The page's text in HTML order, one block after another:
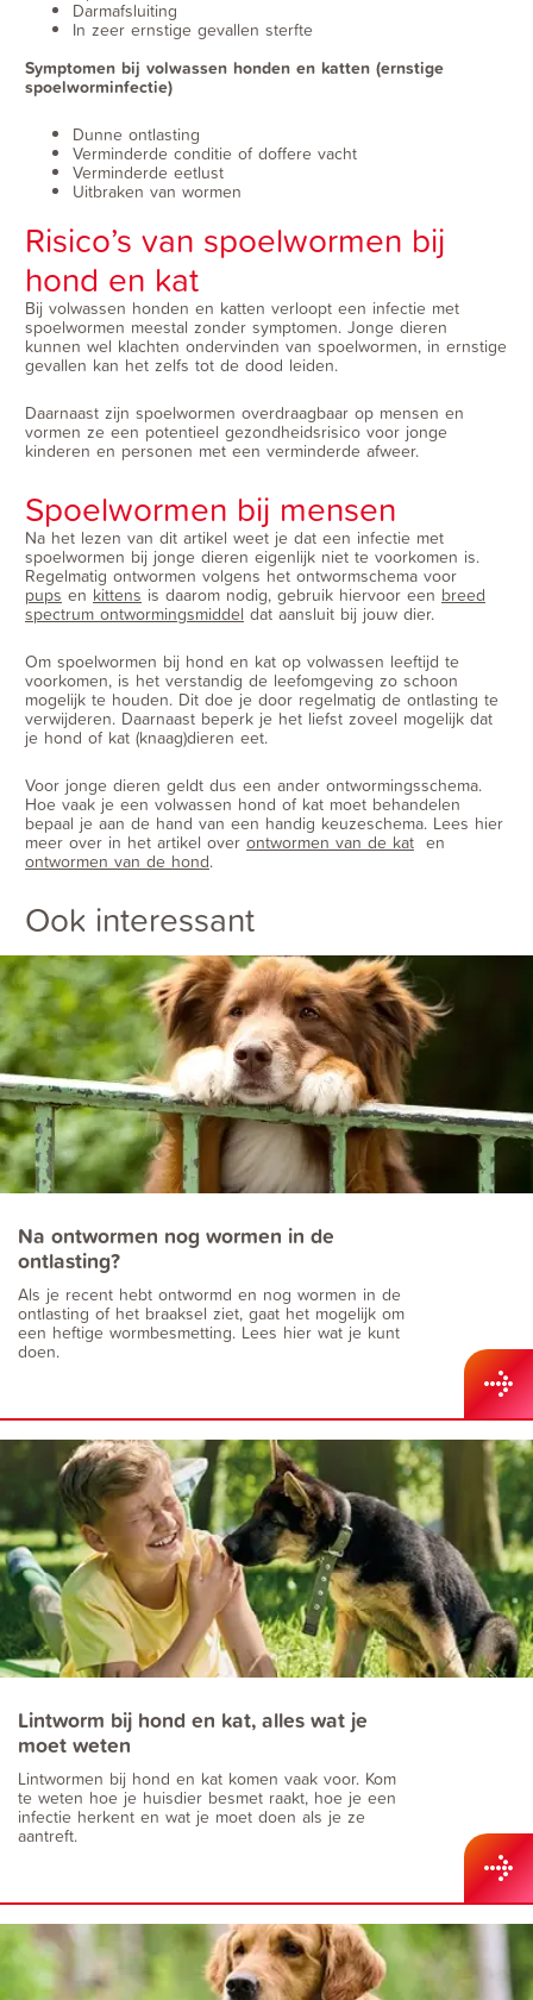
Darmafsluiting
In zeer ernstige gevallen sterfte
Symptomen bij volwassen honden en katten (ernstige
spoelworminfectie)
Dunne ontlasting
Verminderde conditie of doffere vacht
Verminderde eetlust
Uitbraken van wormen
Risico’s van spoelwormen bij
hond en kat
Bij volwassen honden en katten verloopt een infectie met
spoelwormen meestal zonder symptomen. Jonge dieren
kunnen wel klachten ondervinden van spoelwormen, in ernstige
gevallen kan het zelfs tot de dood leiden.
Daarnaast zijn spoelwormen overdraagbaar op mensen en
vormen ze een potentieel gezondheidsrisico voor jonge
kinderen en personen met een verminderde afweer.
Spoelwormen bij mensen
Na het lezen van dit artikel weet je dat een infectie met
spoelwormen bij jonge dieren eigenlijk niet te voorkomen is.
Regelmatig ontwormen volgens het ontwormschema voor
pups en kittens is daarom nodig, gebruik hiervoor een breed
spectrum ontwormingsmiddel dat aansluit bij jouw dier.
Om spoelwormen bij hond en kat op volwassen leeftijd te
voorkomen, is het verstandig de leefomgeving zo schoon
mogelijk te houden. Dit doe je door regelmatig de ontlasting te
verwijderen. Daarnaast beperk je het liefst zoveel mogelijk dat
je hond of kat (knaag)dieren eet.
Voor jonge dieren geldt dus een ander ontwormingsschema.
Hoe vaak je een volwassen hond of kat moet behandelen
bepaal je aan de hand van een handig keuzeschema. Lees hier
meer over in het artikel over ontwormen van de kat en
ontwormen van de hond.
Ook interessant
Na ontwormen nog wormen in de
ontlasting?
Als je recent hebt ontwormd en nog wormen in de
ontlasting of het braaksel ziet, gaat het mogelijk om
een heftige wormbesmetting. Lees hier wat je kunt
doen.
Lintworm bij hond en kat, alles wat je
moet weten
Lintwormen bij hond en kat komen vaak voor. Kom
te weten hoe je huisdier besmet raakt, hoe je een
infectie herkent en wat je moet doen als je ze
aantreft.